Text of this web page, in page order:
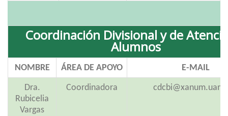
Coordinación Divisional y de
Alumnos
NOMBRE ÁREA DE APOYO E-MAIL
Dra.
Rubicelia
Vargas
Coordinadora